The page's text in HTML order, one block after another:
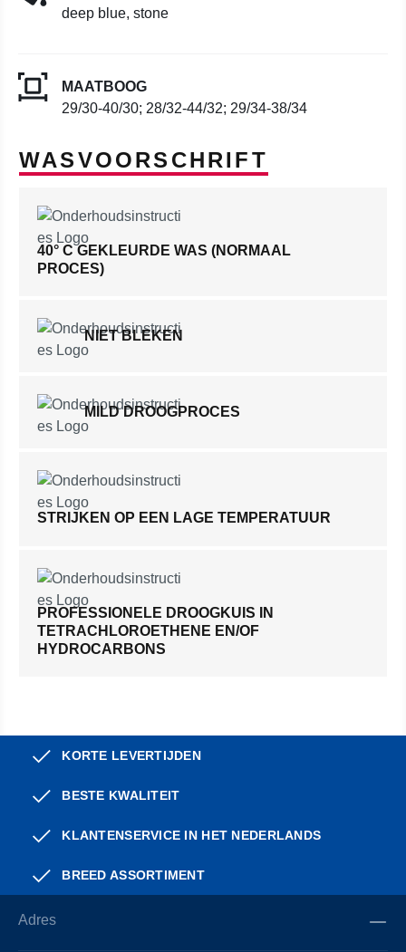
deep blue, stone
MAATBOOG
29/30-40/30; 28/32-44/32; 29/34-38/34
WASVOORSCHRIFT
40° C GEKLEURDE WAS (NORMAAL
PROCES)
NIET BLEKEN
MILD DROOGPROCES
STRIJKEN OP EEN LAGE TEMPERATUUR
PROFESSIONELE DROOGKUIS IN
TETRACHLOROETHENE EN/OF
HYDROCARBONS
KORTE LEVERTIJDEN
BESTE KWALITEIT
KLANTENSERVICE IN HET NEDERLANDS
BREED ASSORTIMENT
Adres